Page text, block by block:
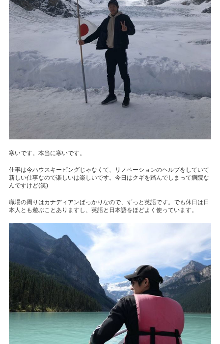
寒いです。本当に寒いです。
仕事は今ハウスキーピングじゃなくて、リノベーションのヘルプをしていて
新しい仕事なので楽しいは楽しいです。今日はクギを踏んでしまって病院な
んですけど(笑)
職場の周りはカナディアンばっかりなので、ずっと英語です。でも休日は日
本人とも遊ぶことありますし、英語と日本語をほどよく使っています。